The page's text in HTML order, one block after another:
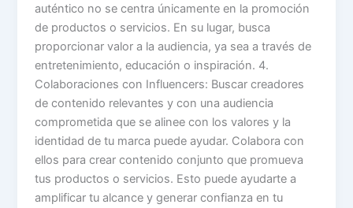
auténtico no se centra únicamente en la promoción
de productos o servicios. En su lugar, busca
proporcionar valor a la audiencia, ya sea a través de
entretenimiento, educación o inspiración. 4.
Colaboraciones con Influencers: Buscar creadores
de contenido relevantes y con una audiencia
comprometida que se alinee con los valores y la
identidad de tu marca puede ayudar. Colabora con
ellos para crear contenido conjunto que promueva
tus productos o servicios. Esto puede ayudarte a
amplificar tu alcance y generar confianza en tu